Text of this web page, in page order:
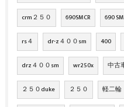
crm２５０ 690SMCR 690
rs４ dr-z４００sm 400
drz４００sm wr250x 中古
２５０duke ２５０ 軽二輪